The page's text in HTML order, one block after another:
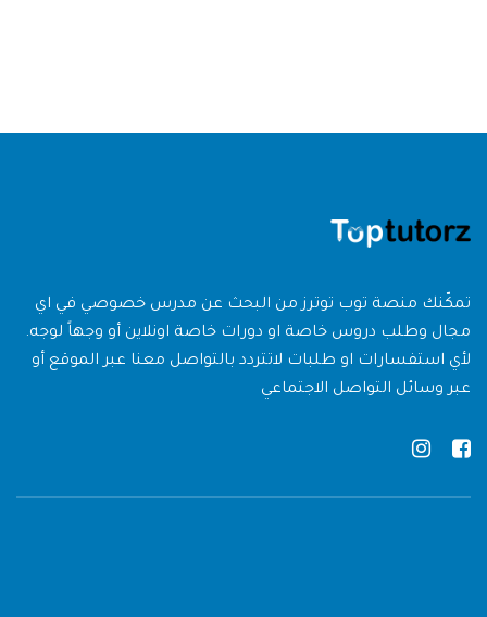
تمكّنك منصة توب توترز من البحث عن مدرس خصوصي في اي
مجال وطلب دروس خاصة او دورات خاصة اونلاين أو وجهاً لوجه.
لأي استفسارات او طلبات لاتتردد بالتواصل معنا عبر الموقع أو
عبر وسائل التواصل الاجتماعي